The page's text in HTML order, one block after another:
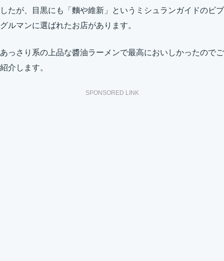
したが、目黒にも「麵や維新」というミシュランガイドのビブ
グルマンに選ばれたお店があります。
あっさり系の上品な醬油ラーメンで最高においしかったのでご
紹介します。
SPONSORED LINK